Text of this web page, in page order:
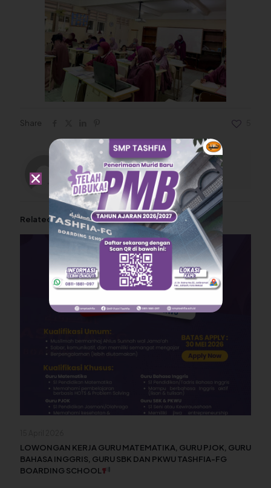
Share
smptashfia
Related posts
LOWONGAN KERJA GURU MATEMATIKA, GURU PJOK, GURU
BAHASA INGGRIS, GURU SBK DAN PKWU TASHFIA-FG
BOARDING SCHOOL